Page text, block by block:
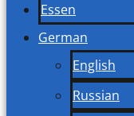
Essen
German
English
Russian